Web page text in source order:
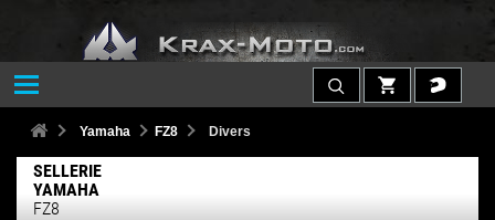
Yamaha FZ8 Divers
SELLERIE
YAMAHA
FZ8